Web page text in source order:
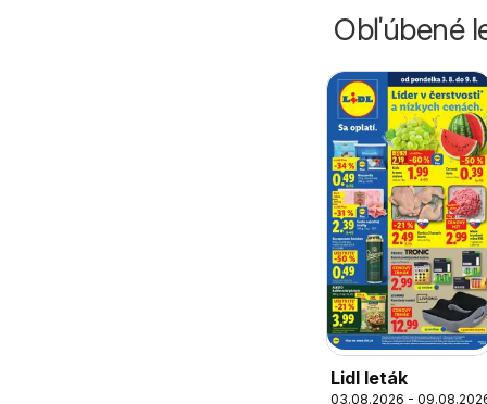
Obľúbené
Lidl leták
03.08.2026 -